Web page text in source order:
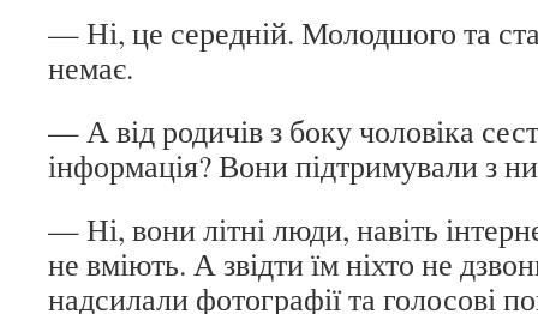
— Ні, це середній. Молодшого та
немає.
— А від родичів з боку чоловіка
інформація? Вони підтримували з
— Ні, вони літні люди, навіть
не вміють. А звідти їм ніхто не
надсилали фотографії та голосові